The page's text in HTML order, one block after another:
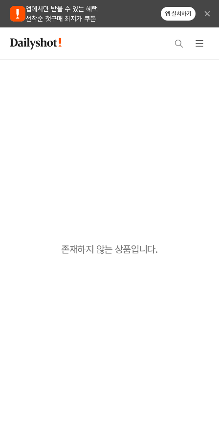
앱에서만 받을 수 있는 혜택
선착순 첫구매 최저가 쿠폰
앱 설치하기
존재하지 않는 상품입니다.